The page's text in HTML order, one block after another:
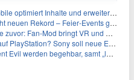
Inhalte und erweitert Treasure Access
Rekord – Feier‑Events gestartet
Mod bringt VR und Ego-Perspektive nach Kanto
Sony soll neue Einnahmequellen prüfen
begehbar, samt „lebensgroßem Leon“